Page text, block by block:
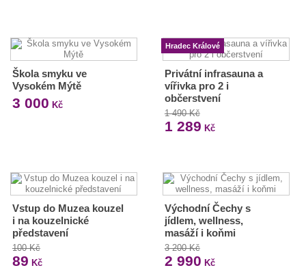
Škola smyku ve
Vysokém Mýtě
3 000 Kč
Hradec Králové
Privátní infrasauna a
vířivka pro 2 i
občerstvení
1 490 Kč
1 289 Kč
Vstup do Muzea kouzel
i na kouzelnické
představení
100 Kč
89 Kč
Východní Čechy s
jídlem, wellness,
masáží i koňmi
3 200 Kč
2 990 Kč